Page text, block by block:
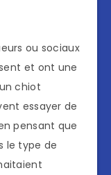
ou sociaux
et ont une
chiot
essayer de
pensant que
le type de